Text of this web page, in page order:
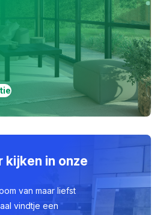
kijken in onze
van maar liefst
vindtje een